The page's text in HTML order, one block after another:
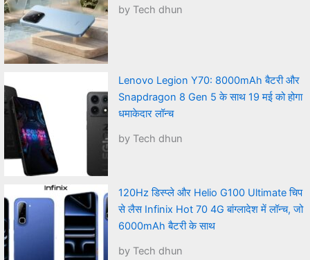
by Tech dhun
Lenovo Legion Y70: 8000mAh बैटरी और
Snapdragon 8 Gen 5 के साथ 19 मई को होगा
धमाकेदार लॉन्च
by Tech dhun
120Hz डिस्प्ले और Helio G100 Ultimate चिप
से लैस Infinix Hot 70 4G बांग्लादेश में लॉन्च, जो
6000mAh बैटरी के साथ
by Tech dhun